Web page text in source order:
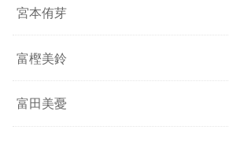
宮本侑芽
富樫美鈴
富田美憂